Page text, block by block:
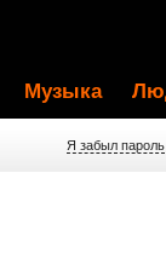
Музыка
Я забыл пароль